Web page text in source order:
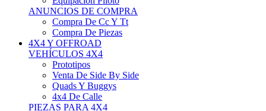
Compra De Cc Y Tt
Compra De Piezas
4X4 Y OFFROAD
VEHÍCULOS 4X4
Prototipos
Venta De Side By Side
Quads Y Buggys
4x4 De Calle
PIEZAS PARA 4X4
Mecánica